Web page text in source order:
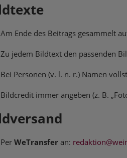
Am Ende des Beitrags gesammelt
Zu jedem Bildtext den passenden
Bei Personen (v. l. n. r.) Namen
Bildcredit immer angeben (z. B.
Per WeTransfer an: